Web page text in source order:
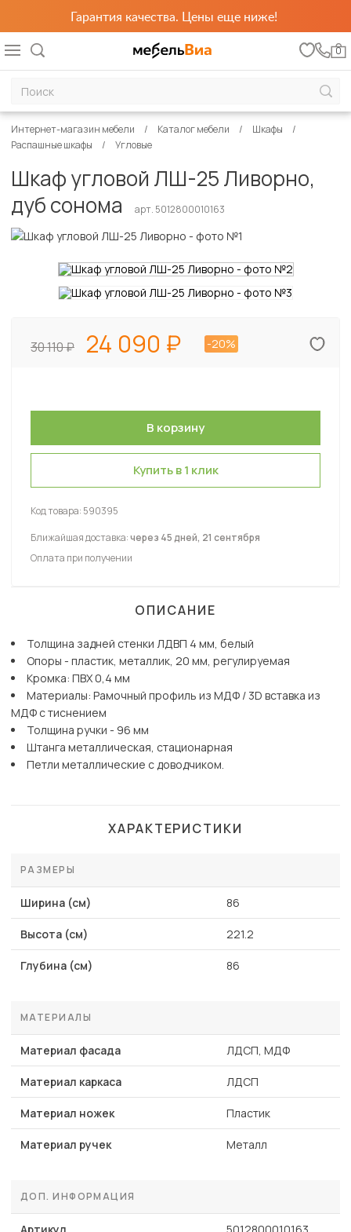
Гарантия качества. Цены еще ниже!
0
Интернет-магазин мебели Каталог мебели
Шкафы
Распашные шкафы
Угловые
Шкаф угловой ЛШ-25 Ливорно,
дуб сонома
арт. 5012800010163
30 110 24 090 -20%
Купить в 1 клик
Код товара: 590395
Ближайшая доставка:через 45 дней, 21 сентября
Оплата при получении
ОПИСАНИЕ
Толщина задней стенки ЛДВП 4 мм, белый
Опоры - пластик, металлик, 20 мм, регулируемая
Кромка: ПВХ 0,4 мм
Материалы: Рамочный профиль из МДФ / 3D вставка из
МДФ с тиснением
Толщина ручки - 96 мм
Штанга металлическая, стационарная
Петли металлические с доводчиком.
ХАРАКТЕРИСТИКИ
РАЗМЕРЫ
Ширина (см) 86
Высота (см) 221.2
Глубина (см) 86
МАТЕРИАЛЫ
Материал фасада ЛДСП, МДФ
Материал каркаса ЛДСП
Материал ножек Пластик
Материал ручек Металл
ДОП. ИНФОРМАЦИЯ